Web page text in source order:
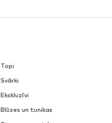
Topi
Svārki
Ekskluzīvi
Blūzes un tunikas